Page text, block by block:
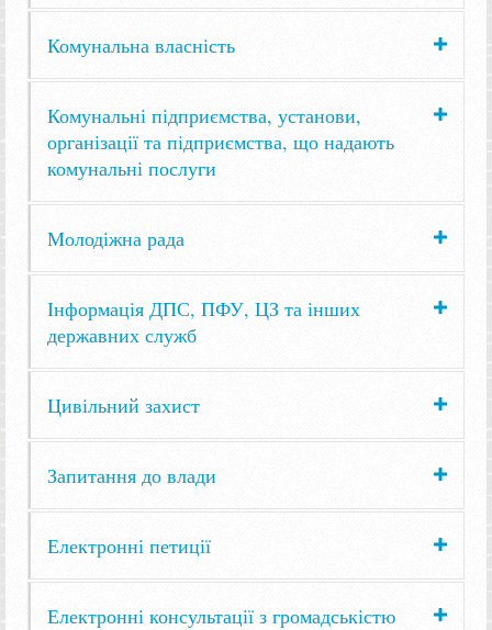
Комунальна власність
Комунальні підприємства, установи,
організації та підприємства, що надають
комунальні послуги
Молодіжна рада
Інформація ДПС, ПФУ, ЦЗ та інших
державних служб
Цивільний захист
Запитання до влади
Електронні петиції
Електронні консультації з громадськістю